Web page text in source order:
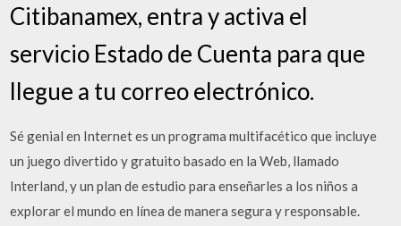
Citibanamex, entra y activa el
servicio Estado de Cuenta para que
llegue a tu correo electrónico.
Sé genial en Internet es un programa multifacético que incluye
un juego divertido y gratuito basado en la Web, llamado
Interland, y un plan de estudio para enseñarles a los niños a
explorar el mundo en línea de manera segura y responsable.